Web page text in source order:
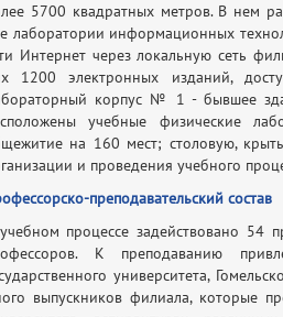
5700 квадратных метров. В нем
лаборатории информационных
Интернет через локальную сеть
1200 электронных изданий,
корпус № 1 - бывшее
учебные физические
на 160 мест; столовую,
и проведения учебного
преподавательский состав
процессе задействовано 54
К преподаванию
университета,
выпускников филиала, которые